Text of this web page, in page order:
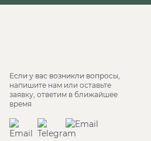
Если у вас возникли вопросы,
напишите нам или оставьте
заявку, ответим в ближайшее
время